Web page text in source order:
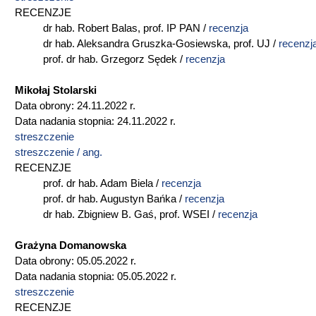
RECENZJE
dr hab. Robert Balas, prof. IP PAN / recenzja
dr hab. Aleksandra Gruszka-Gosiewska, prof. UJ /
prof. dr hab. Grzegorz Sędek / recenzja
Mikołaj Stolarski
Data obrony: 24.11.2022 r.
Data nadania stopnia: 24.11.2022 r.
streszczenie
streszczenie / ang.
RECENZJE
prof. dr hab. Adam Biela / recenzja
prof. dr hab. Augustyn Bańka / recenzja
dr hab. Zbigniew B. Gaś, prof. WSEI / recenzja
Grażyna Domanowska
Data obrony: 05.05.2022 r.
Data nadania stopnia: 05.05.2022 r.
streszczenie
RECENZJE